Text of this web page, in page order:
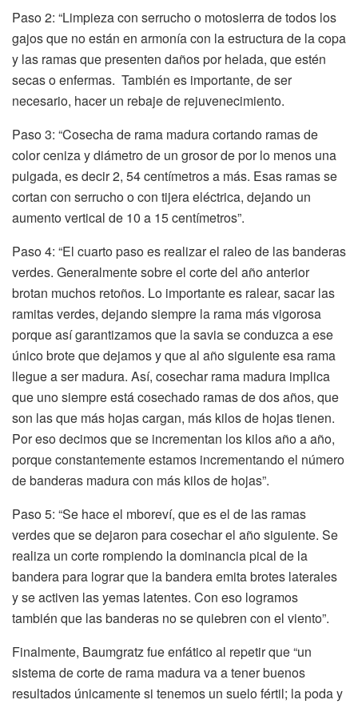
Paso 2: “Limpieza con serrucho o motosierra de todos los
gajos que no están en armonía con la estructura de la copa
y las ramas que presenten daños por helada, que estén
secas o enfermas. También es importante, de ser
necesario, hacer un rebaje de rejuvenecimiento.
Paso 3: “Cosecha de rama madura cortando ramas de
color ceniza y diámetro de un grosor de por lo menos una
pulgada, es decir 2, 54 centímetros a más. Esas ramas se
cortan con serrucho o con tijera eléctrica, dejando un
aumento vertical de 10 a 15 centímetros”.
Paso 4: “El cuarto paso es realizar el raleo de las banderas
verdes. Generalmente sobre el corte del año anterior
brotan muchos retoños. Lo importante es ralear, sacar las
ramitas verdes, dejando siempre la rama más vigorosa
porque así garantizamos que la savia se conduzca a ese
único brote que dejamos y que al año siguiente esa rama
llegue a ser madura. Así, cosechar rama madura implica
que uno siempre está cosechado ramas de dos años, que
son las que más hojas cargan, más kilos de hojas tienen.
Por eso decimos que se incrementan los kilos año a año,
porque constantemente estamos incrementando el número
de banderas madura con más kilos de hojas”.
Paso 5: “Se hace el mboreví, que es el de las ramas
verdes que se dejaron para cosechar el año siguiente. Se
realiza un corte rompiendo la dominancia pical de la
bandera para lograr que la bandera emita brotes laterales
y se activen las yemas latentes. Con eso logramos
también que las banderas no se quiebren con el viento”.
Finalmente, Baumgratz fue enfático al repetir que “un
sistema de corte de rama madura va a tener buenos
resultados únicamente si tenemos un suelo fértil; la poda y